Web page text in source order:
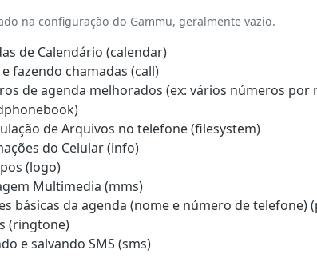
na configuração do Gammu, geralmente vazio.
de Calendário (calendar)
fazendo chamadas (call)
de agenda melhorados (ex: vários números por
de Arquivos no telefone (filesystem)
do Celular (info)
(logo)
Multimedia (mms)
básicas da agenda (nome e número de telefone)
(ringtone)
e salvando SMS (sms)